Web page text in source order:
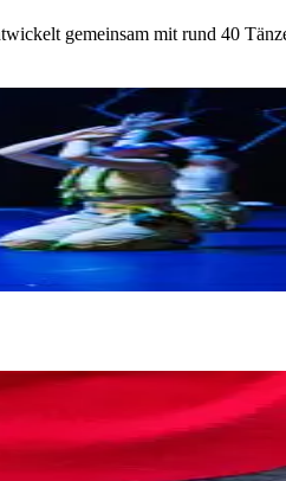
gemeinsam mit rund 40